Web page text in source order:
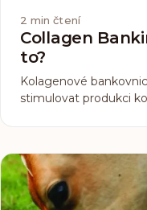
2 min čtení
Collagen
to?
Kolagenové
stimulovat produkci